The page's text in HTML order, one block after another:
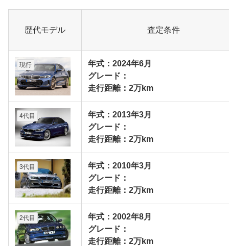
歴代モデル 査定条件
現行
年式：2024年6月
グレード：
走行距離：2万km
4代目
年式：2013年3月
グレード：
走行距離：2万km
3代目
年式：2010年3月
グレード：
走行距離：2万km
2代目
年式：2002年8月
グレード：
走行距離：2万km